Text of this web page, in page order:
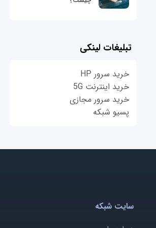
تبلیغات لینکی
خرید سرور HP
خرید اینترنت 5G
خرید سرور مجازی
پسیو شبکه
سایت شبکه